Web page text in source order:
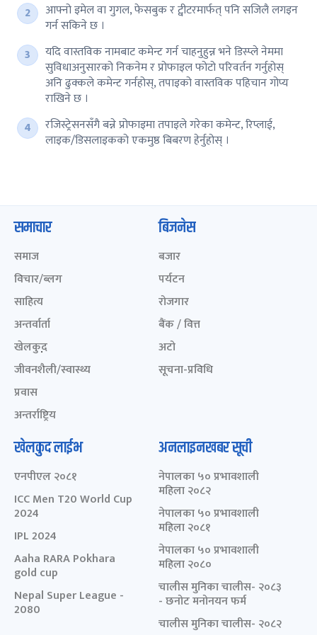
आफ्नो इमेल वा गुगल, फेसबुक र ट्वीटरमार्फत् पनि सजिलै लगइन
गर्न सकिने छ ।
यदि वास्तविक नामबाट कमेन्ट गर्न चाहनुहुन्न भने डिस्प्ले नेममा
सुविधाअनुसारको निकनेम र प्रोफाइल फोटो परिवर्तन गर्नुहोस्
अनि ढुक्कले कमेन्ट गर्नहोस्, तपाइको वास्तविक पहिचान गोप्य
राखिने छ ।
रजिस्ट्रेसनसँगै बन्ने प्रोफाइमा तपाइले गरेका कमेन्ट, रिप्लाई,
लाइक/डिसलाइकको एकमुष्ठ बिबरण हेर्नुहोस् ।
समाचार
समाज
विचार/ब्लग
साहित्य
अन्तर्वार्ता
खेलकुद़़
जीवनशैली/स्वास्थ्य
प्रवास
अन्तर्राष्ट्रिय
बिजनेस
बजार
पर्यटन
रोजगार
बैंक / वित्त
अटो
सूचना-प्रविधि
खेलकुद लाईभ
एनपीएल २०८१
ICC Men T20 World Cup
2024
IPL 2024
Aaha RARA Pokhara
gold cup
Nepal Super League -
2080
अनलाइनखबर सूची
नेपालका ५० प्रभावशाली
महिला २०८२
नेपालका ५० प्रभावशाली
महिला २०८१
नेपालका ५० प्रभावशाली
महिला २०८०
चालीस मुनिका चालीस- २०८३
- छनोट मनोनयन फर्म
चालीस मुनिका चालीस- २०८२